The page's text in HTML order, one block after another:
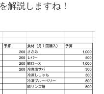
解説しますね！